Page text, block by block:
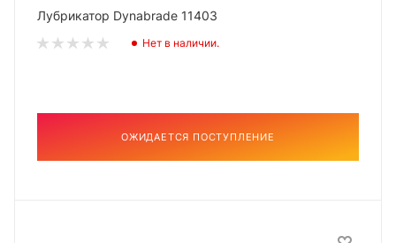
Лубрикатор Dynabrade 11403
Нет в наличии.
ОЖИДАЕТСЯ ПОСТУПЛЕНИЕ